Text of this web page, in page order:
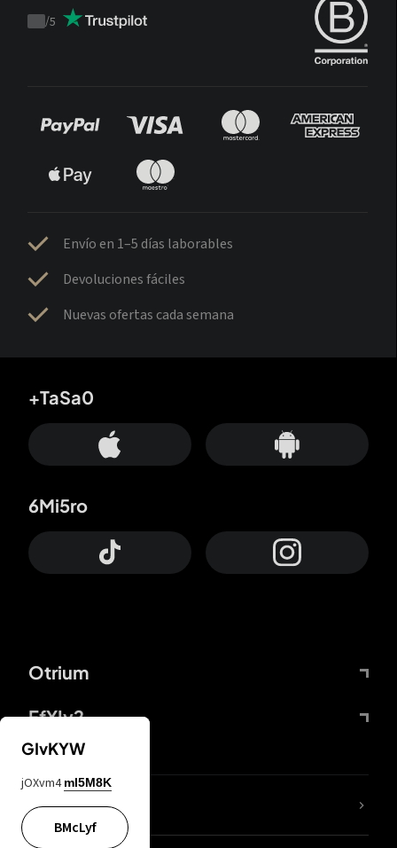
Trustpilot
/5
Envío en 1–5 días laborables
Devoluciones fáciles
Nuevas ofertas cada semana
Otrium
FfYIy2
+TaSa0
6Mi5ro
65A04M
GIvKYW
jOXvm4 mI5M8K
BMcLyf